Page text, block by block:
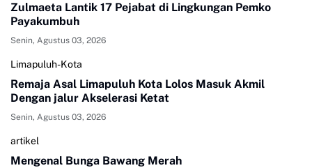
Zulmaeta Lantik 17 Pejabat di Lingkungan Pemko
Payakumbuh
Senin, Agustus 03, 2026
Limapuluh-Kota
Remaja Asal Limapuluh Kota Lolos Masuk Akmil
Dengan jalur Akselerasi Ketat
Senin, Agustus 03, 2026
artikel
Mengenal Bunga Bawang Merah